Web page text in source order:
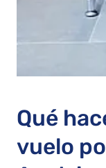
Qué
vuelo